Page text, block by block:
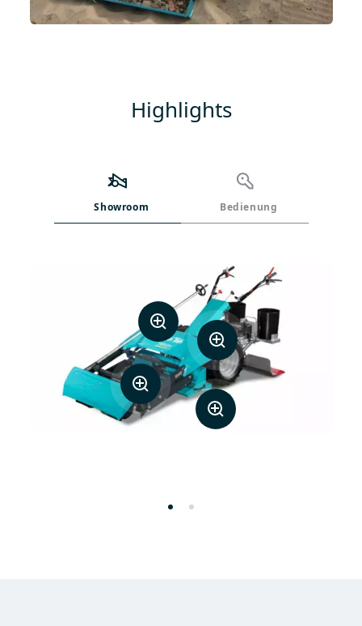
Highlights
Showroom Bedienung